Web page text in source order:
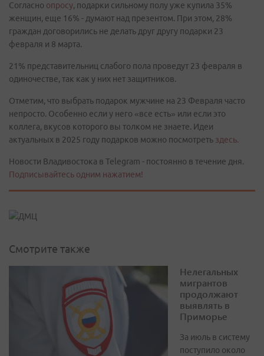
Согласно опросу, подарки сильному полу уже купила 35%
женщин, еще 16% - думают над презентом. При этом, 28%
граждан договорились не делать друг другу подарки 23
февраля и 8 марта.
21% представительниц слабого пола проведут 23 февраля в
одиночестве, так как у них нет защитников.
Отметим, что выбрать подарок мужчине на 23 Февраля часто
непросто. Особенно если у него «все есть» или если это
коллега, вкусов которого вы толком не знаете. Идеи
актуальных в 2025 году подарков можно посмотреть здесь.
Новости Владивостока в Telegram - постоянно в течение дня.
Подписывайтесь одним нажатием!
Смотрите также
Нелегальных
мигрантов
продолжают
выявлять в
Приморье
За июль в систему
поступило около